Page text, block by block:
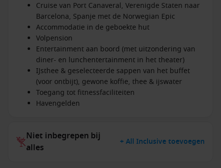
Cruise van Port Canaveral, Verenigde Staten naar
Barcelona, Spanje met de Norwegian Epic
Accommodatie in de geboekte hut
Volpension
Entertainment aan boord (met uitzondering van
diner- en lunchentertainment in het theater)
IJsthee & geselecteerde sappen van het buffet
(voor ontbijt), gewone koffie, thee & ijswater
Toegang tot fitnessfaciliteiten
Havengelden
Niet inbegrepen bij
alles
+ All Inclusive toevoegen